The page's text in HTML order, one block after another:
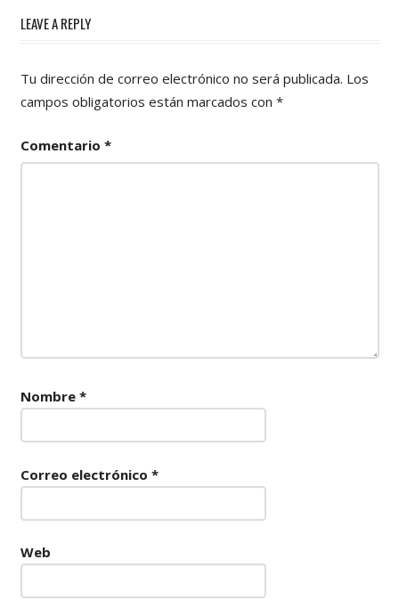
LEAVE A REPLY
Tu dirección de correo electrónico no será publicada. Los
campos obligatorios están marcados con *
Comentario *
Nombre *
Correo electrónico *
Web